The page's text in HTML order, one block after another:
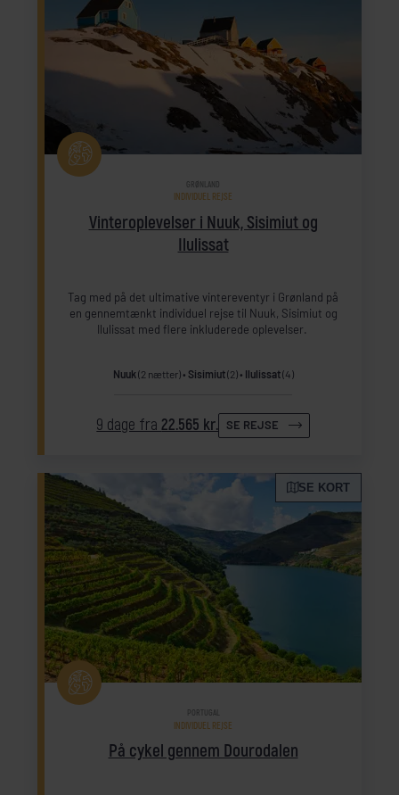
Vinteroplevelser i Nuuk, Sisimiut og
Ilulissat
GRØNLAND
INDIVIDUEL REJSE
Tag med på det ultimative vintereventyr i Grønland på
en gennemtænkt individuel rejse til Nuuk, Sisimiut og
Ilulissat med flere inkluderede oplevelser.
Nuuk (2 nætter) Sisimiut(2) Ilulissat(4)
9 dage fra22.565 kr. SE REJSE
SE KORT
På cykel gennem Dourodalen
PORTUGAL
INDIVIDUEL REJSE